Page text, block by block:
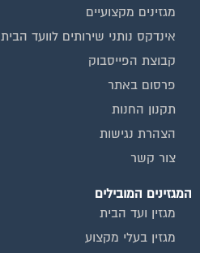
מגזינים מקצועיים
אינדקס נותני שירותים לוועד הבית
קבוצת הפייסבוק
פרסום באתר
תקנון החנות
הצהרת נגישות
צור קשר
המגזינים המובילים
מגזין ועד הבית
מגזין בעלי מקצוע